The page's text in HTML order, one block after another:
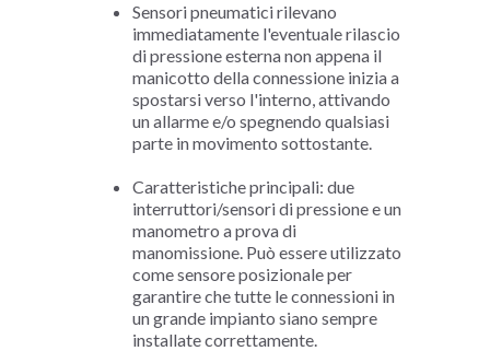
Sensori pneumatici rilevano
immediatamente l'eventuale rilascio
di pressione esterna non appena il
manicotto della connessione inizia a
spostarsi verso l'interno, attivando
un allarme e/o spegnendo qualsiasi
parte in movimento sottostante.
Caratteristiche principali: due
interruttori/sensori di pressione e un
manometro a prova di
manomissione. Può essere utilizzato
come sensore posizionale per
garantire che tutte le connessioni in
un grande impianto siano sempre
installate correttamente.